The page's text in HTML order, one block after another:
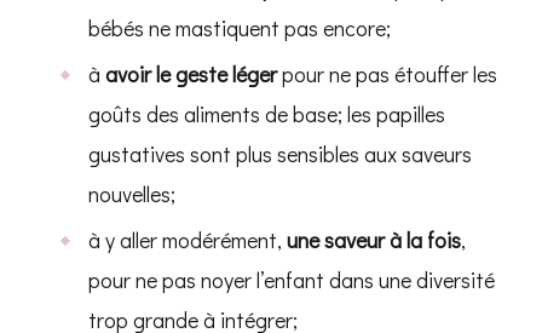
bébés ne mastiquent pas encore;
à avoir le geste légerpour ne pas étouffer les
goûts des aliments de base; les papilles
gustatives sont plus sensibles aux saveurs
nouvelles;
à y aller modérément, une saveur à la fois,
pour ne pas noyer l’enfant dans une diversité
trop grande à intégrer;